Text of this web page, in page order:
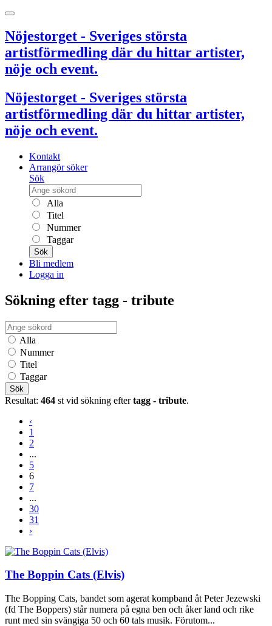
Nöjestorget - Sveriges största
artistförmedling där du hittar artister,
nöje och event.
Nöjestorget - Sveriges största
artistförmedling där du hittar artister,
nöje och event.
Kontakt
Arrangör söker
Sök
Alla
Titel
Nummer
Taggar
Sök
Bli medlem
Logga in
Sökning efter tagg - tribute
Alla
Nummer
Titel
Taggar
Sök
Resultat: 464 st vid sökning eftertagg - tribute.
‹
1
2
...
5
6
7
...
30
31
›
The Boppin Cats (Elvis)
The Bopping Cats, bandet som agerat kompband åt Peter Jezewski
(fd The Boppers) står numera på egna ben och åker land och rike
runt med sin svängiga 50 och 60 tals musik. Förutom...